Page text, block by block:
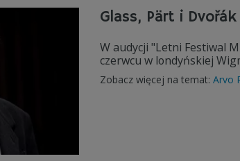
Glass, Pärt i
W audycji "Letni Festiwal
czerwcu w londyńskiej
Zobacz więcej na temat: Arvo